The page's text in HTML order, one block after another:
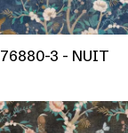
76880-3 - NUIT